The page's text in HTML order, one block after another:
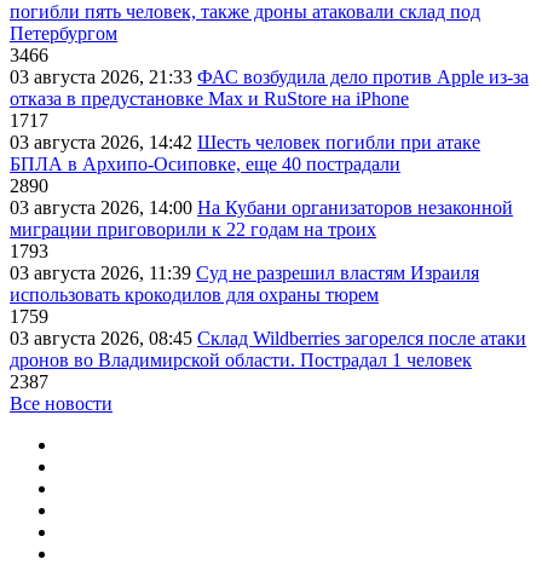
погибли пять человек, также дроны атаковали склад под
Петербургом
3466
03 августа 2026, 21:33 ФАС возбудила дело против Apple из-за
отказа в предустановке Max и RuStore на iPhone
1717
03 августа 2026, 14:42 Шесть человек погибли при атаке
БПЛА в Архипо-Осиповке, еще 40 пострадали
2890
03 августа 2026, 14:00 На Кубани организаторов незаконной
миграции приговорили к 22 годам на троих
1793
03 августа 2026, 11:39 Суд не разрешил властям Израиля
использовать крокодилов для охраны тюрем
1759
03 августа 2026, 08:45 Склад Wildberries загорелся после атаки
дронов во Владимирской области. Пострадал 1 человек
2387
Все новости